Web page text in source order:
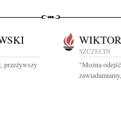
przeżywszy
SZCZECIN
"Można